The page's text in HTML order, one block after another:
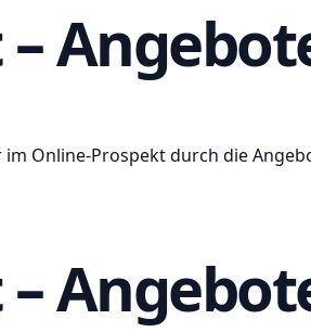
Online-Prospekt durch die